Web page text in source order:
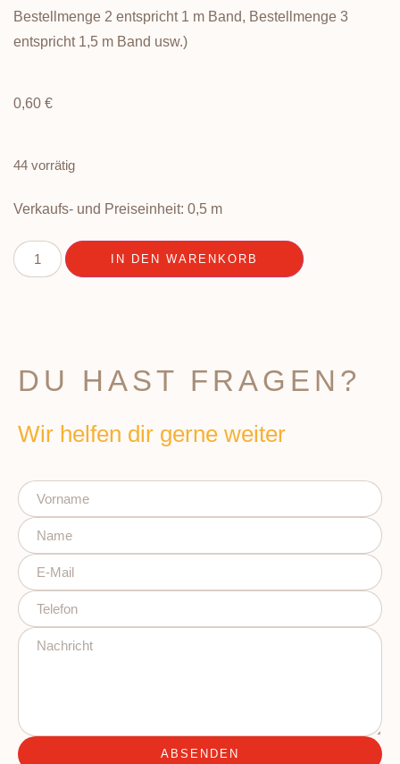
Bestellmenge 2 entspricht 1 m Band, Bestellmenge 3
entspricht 1,5 m Band usw.)
0,60 €
44 vorrätig
Verkaufs- und Preiseinheit: 0,5 m
IN DEN WARENKORB
DU HAST FRAGEN?
Wir helfen dir gerne weiter
ABSENDEN